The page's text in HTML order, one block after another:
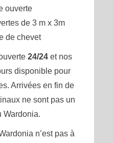
ouverte
de 3 m x 3m
de chevet
24/24et nos
disponible pour
Arrivées en fin de
ne sont pas un
Wardonia.
n’est pas à